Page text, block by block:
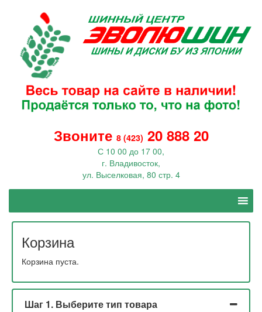
Звоните 8 (423) 20 888 20
С 10 00 до 17 00,
г. Владивосток,
ул. Выселковая, 80 стр. 4
Корзина
Корзина пуста.
Шаг 1. Выберите тип товара